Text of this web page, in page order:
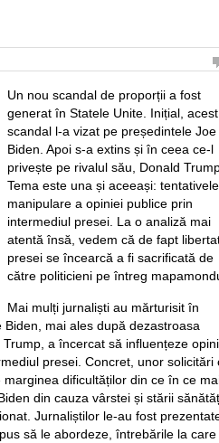
Un nou scandal de proporții a fost
generat în Statele Unite. Inițial, acest
scandal l-a vizat pe președintele Joe
Biden. Apoi s-a extins și în ceea ce-l
privește pe rivalul său, Donald
Tema este una și aceeași:
manipulare a opiniei publice prin
intermediul presei. La o analiză mai
atentă însă, vedem că de fapt
presei se încearcă a fi sacrificată de
către politicieni pe întreg
Mai mulți jurnaliști au mărturisit în
mai ales după dezastroasa
a încercat să influențeze
presei. Concret, unor solicitări
dificultăților din ce în ce
din cauza vârstei și stării
Jurnaliștilor le-au fost
să le abordeze, întrebările la care